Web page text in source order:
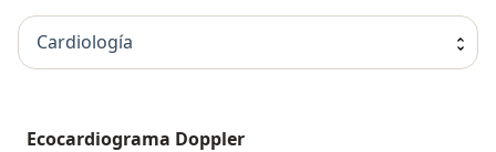
Cardiología
Ecocardiograma Doppler